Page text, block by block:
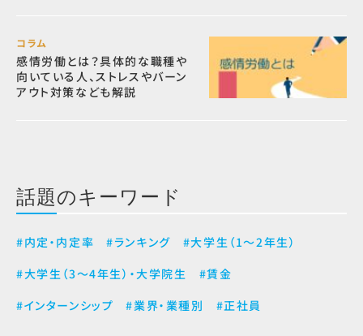
コラム
感情労働とは？具体的な職種や
向いている人、ストレスやバーン
アウト対策なども解説
話題のキーワード
#内定・内定率 #ランキング
#大学生（1～2年生）
#大学生（3～4年生）・大学院生
#賃金
#インターンシップ
#業界・業種別 #正社員